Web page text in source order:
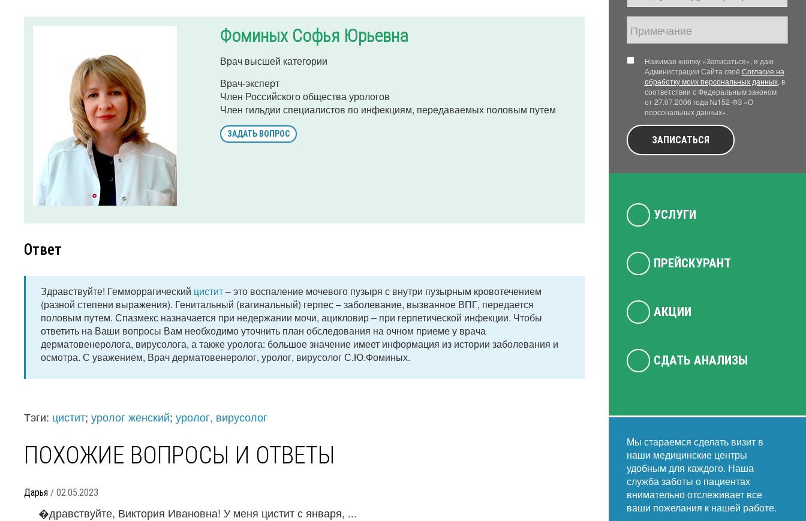
Фоминых Софья Юрьевна
Врач высшей категории
Врач-эксперт
Член Российского общества урологов
Член гильдии специалистов по инфекциям, передаваемых половым путем
ЗАДАТЬ ВОПРОС
Ответ
Здравствуйте! Гемморрагический цистит– это воспаление мочевого пузыря с внутри пузырным кровотечением
(разной степени выражения). Генитальный (вагинальный) герпес – заболевание, вызванное ВПГ, передается
половым путем. Спазмекс назначается при недержании мочи, ацикловир – при герпетической инфекции. Чтобы
ответить на Ваши вопросы Вам необходимо уточнить план обследования на очном приеме у врача
дерматовенеролога, вирусолога, а также уролога: большое значение имеет информация из истории заболевания и
осмотра. С уважением, Врач дерматовенеролог, уролог, вирусолог С.Ю.Фоминых.
Тэги: цистит; уролог женский; уролог, вирусолог
ПОХОЖИЕ ВОПРОСЫ И ОТВЕТЫ
Дарья / 02.05.2023
�дравствуйте, Виктория Ивановна! У меня цистит с января, ...
Нажимая кнопку «Записаться», я даю
Администрации Сайта своё Согласие на
обработку моих персональных данных, в
соответствии с Федеральным законом
от 27.07.2006 года №152-ФЗ «О
персональных данных».
ЗАПИСАТЬСЯ
УСЛУГИ
ПРЕЙСКУРАНТ
АКЦИИ
СДАТЬ АНАЛИЗЫ
Мы стараемся сделать визит в
наши медицинские центры
удобным для каждого. Наша
служба заботы о пациентах
внимательно отслеживает все
ваши пожелания к нашей работе.